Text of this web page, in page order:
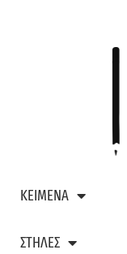
ΚΕΙΜΕΝΑ
ΣΤΗΛΕΣ